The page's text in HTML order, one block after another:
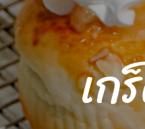
เก